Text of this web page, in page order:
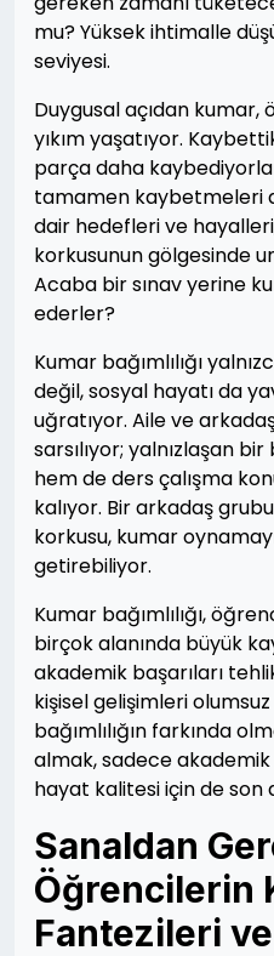
mu? Yüksek ihtimalle
seviyesi.
Duygusal açıdan
yıkım yaşatıyor.
parça daha
tamamen kaybetmeleri
dair hedefleri ve
korkusunun gölgesinde
Acaba bir sınav yerine
ederler?
Kumar bağımlılığı
değil, sosyal hayatı da
uğratıyor. Aile ve
sarsılıyor; yalnızlaşan
hem de ders çalışma
kalıyor. Bir arkadaş
korkusu, kumar
getirebiliyor.
Kumar bağımlılığı,
birçok alanında büyük
akademik başarıları
kişisel gelişimleri
bağımlılığın farkında
almak, sadece akademik
hayat kalitesi için de son
Sanaldan
Öğrencilerin
Fantezileri